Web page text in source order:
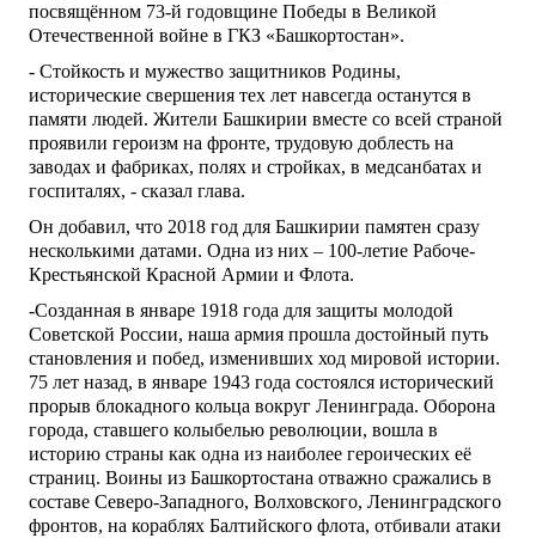
посвящённом 73-й годовщине Победы в Великой
Отечественной войне в ГКЗ «Башкортостан».
- Стойкость и мужество защитников Родины,
исторические свершения тех лет навсегда останутся в
памяти людей. Жители Башкирии вместе со всей страной
проявили героизм на фронте, трудовую доблесть на
заводах и фабриках, полях и стройках, в медсанбатах и
госпиталях, - сказал глава.
Он добавил, что 2018 год для Башкирии памятен сразу
несколькими датами. Одна из них – 100-летие Рабоче-
Крестьянской Красной Армии и Флота.
-Созданная в январе 1918 года для защиты молодой
Советской России, наша армия прошла достойный путь
становления и побед, изменивших ход мировой истории.
75 лет назад, в январе 1943 года состоялся исторический
прорыв блокадного кольца вокруг Ленинграда. Оборона
города, ставшего колыбелью революции, вошла в
историю страны как одна из наиболее героических её
страниц. Воины из Башкортостана отважно сражались в
составе Северо-Западного, Волховского, Ленинградского
фронтов, на кораблях Балтийского флота, отбивали атаки